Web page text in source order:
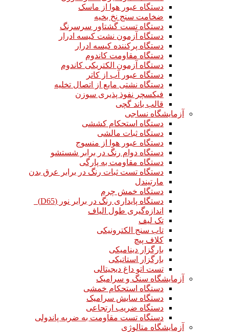
دستگاه عبور هوا از ماسک
ضخامت سنج نخ بخیه
دستگاه تست گشتاور سرسرنگ
دستگاه آزمون نشت کیسه ادرار
دستگاه پرکننده کیسه ادرار
دستگاه مقاومت کاندوم
دستگاه آزمون الکتریکی کاندوم
دستگاه عبور آب از کاتر
دستگاه نشتی مایع از اتصال تخلیه
فیکسچر نفوذ پذیری سوزن
قالب باند گچی
آزمایشگاه نساجی
دستگاه استحکام کششی
دستگاه ثبات مالشی
دستگاه عبور هوا از منسوج
دستگاه دوام رنگ در برابر شستشو
دستگاه مقاومت به پارگی
دستگاه تست ثبات رنگ در برابر عرق بدن
مارتیندل
دستگاه خمش چرم
دستگاه پایداری رنگ در برابر نور (D65)
اندازه‌گیری طول الیاف
تک لیف
تاب سنج الکترونیکی
کلاف پیچ
بارگزار دینامیکی
بارگزار استاتیکی
تست اتو داغ دیجیتالی
آزمایشگاه سنگ و سرامیک
دستگاه استحکام خمشی
دستگاه سایش سرامیک
دستگاه ضریب ارتجاعی
دستگاه تست مقاومت به ضربه پاندولی
آزمایشگاه متالوژی